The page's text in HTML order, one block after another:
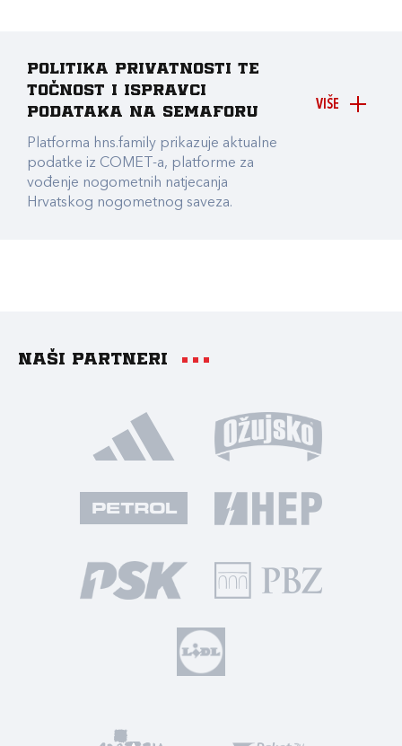
VIŠE
Politika privatnosti te
točnost i ispravci
podataka na Semaforu
Platforma hns.family prikazuje aktualne
podatke iz COMET-a, platforme za
vođenje nogometnih natjecanja
Hrvatskog nogometnog saveza.
Naši partneri